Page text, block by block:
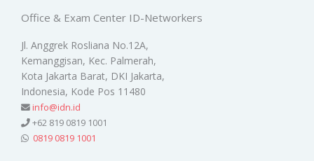
Office & Exam Center ID-Networkers
Jl. Anggrek Rosliana No.12A,
Kemanggisan, Kec. Palmerah,
Kota Jakarta Barat, DKI Jakarta,
Indonesia, Kode Pos 11480
info@idn.id
+62 819 0819 1001
0819 0819 1001